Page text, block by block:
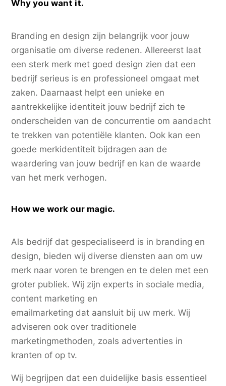
Why you want it.
Branding en design zijn belangrijk voor jouw
organisatie om diverse redenen. Allereerst laat
een sterk merk met goed design zien dat een
bedrijf serieus is en professioneel omgaat met
zaken. Daarnaast helpt een unieke en
aantrekkelijke identiteit jouw bedrijf zich te
onderscheiden van de concurrentie om aandacht
te trekken van potentiële klanten. Ook kan een
goede merkidentiteit bijdragen aan de
waardering van jouw bedrijf en kan de waarde
van het merk verhogen.
How we work our magic.
Als bedrijf dat gespecialiseerd is in branding en
design, bieden wij diverse diensten aan om uw
merk naar voren te brengen en te delen met een
groter publiek. Wij zijn experts in sociale media,
content marketing en
emailmarketing dat aansluit bij uw merk. Wij
adviseren ook over traditionele
marketingmethoden, zoals advertenties in
kranten of op tv.
Wij begrijpen dat een duidelijke basis essentieel